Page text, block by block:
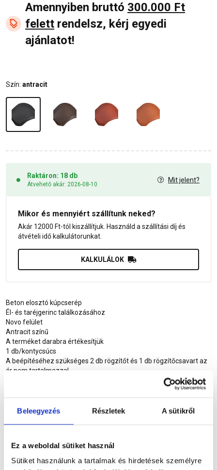
Beleegyezés Részletek A sütikről
Ez a weboldal sütiket használ
Sütiket használunk a tartalmak és hirdetések személyre
Amennyiben bruttó 300.000 Ft
felett rendelsz, kérj egyedi
ajánlatot!
Szín: antracit
Raktáron: 18 db
Átvehető akár: 2026-08-10
Mit jelent?
Mikor és mennyiért szállítunk neked?
Akár 12000 Ft-tól kiszállítjuk. Használd a szállítási díj és
átvételi idő kalkulátorunkat.
KALKULÁLOK
Beton elosztó kúpcserép
Él- és taréjgerinc találkozásához
Novo felület
Antracit színű
A terméket darabra értékesítjük
1 db/kontycsúcs
A beépítéséhez szükséges 2 db rögzítőt és 1 db rögzítőcsavart az
ár nem tartalmazza!
Szükséged lehet rá